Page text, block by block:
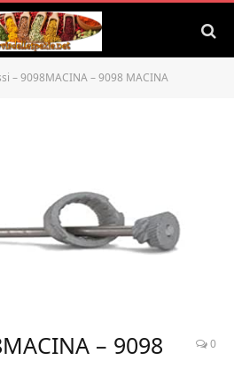
– 9098MACINA – 9098 MACINA
– 9098
0